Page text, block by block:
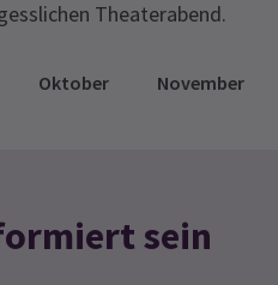
Theaterabend.
Oktober November
sein